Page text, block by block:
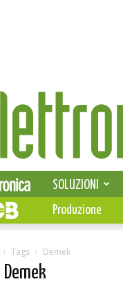
SOLUZIONI
Produzione
Tags Demek
Demek